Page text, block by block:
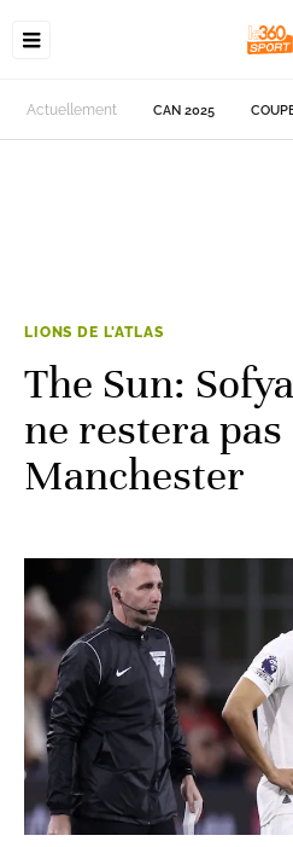
Actuellement CAN 2025
LIONS DE L'ATLAS
The Sun:
ne restera pas
Manchester